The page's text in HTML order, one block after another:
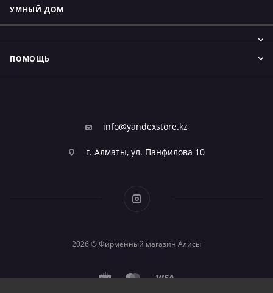
УМНЫЙ ДОМ
ПОМОЩЬ
info@yandexstore.kz
г. Алматы, ул. Панфилова 10
2026 © Фирменный магазин Алисы